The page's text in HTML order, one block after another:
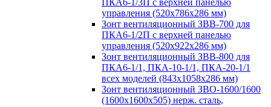
ПКА6-1/3П с верхней панелью
управления (520х786х286 мм)
Зонт вентиляционный ЗВВ-700 для
ПКА6-1/2П с верхней панелью
управления (520х922х286 мм)
Зонт вентиляционный ЗВВ-800 для
ПКА6-1/1, ПКА-10-1/1, ПКА-20-1/1
всех моделей (843х1058х286 мм)
Зонт вентиляционный ЗВО-1600/1600
(1600х1600х505) нерж. сталь,